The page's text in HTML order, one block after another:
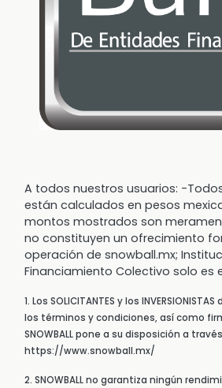
A todos nuestros usuarios: -
están calculados en pesos
montos mostrados son
no constituyen un ofrecimiento
operación de snowball.mx;
Financiamiento Colectivo solo es
1. Los SOLICITANTES y los
los términos y condiciones, así como
SNOWBALL pone a su disposición a
https://www.snowball.mx/
2. SNOWBALL no garantiza ningún